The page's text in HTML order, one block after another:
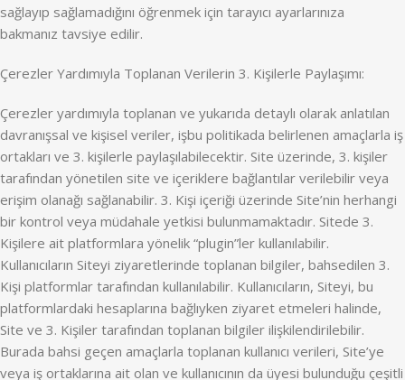
sağlayıp sağlamadığını öğrenmek için tarayıcı ayarlarınıza
bakmanız tavsiye edilir.
Çerezler Yardımıyla Toplanan Verilerin 3. Kişilerle Paylaşımı:
Çerezler yardımıyla toplanan ve yukarıda detaylı olarak anlatılan
davranışsal ve kişisel veriler, işbu politikada belirlenen amaçlarla iş
ortakları ve 3. kişilerle paylaşılabilecektir. Site üzerinde, 3. kişiler
tarafından yönetilen site ve içeriklere bağlantılar verilebilir veya
erişim olanağı sağlanabilir. 3. Kişi içeriği üzerinde Site’nin herhangi
bir kontrol veya müdahale yetkisi bulunmamaktadır. Sitede 3.
Kişilere ait platformlara yönelik “plugin”ler kullanılabilir.
Kullanıcıların Siteyi ziyaretlerinde toplanan bilgiler, bahsedilen 3.
Kişi platformlar tarafından kullanılabilir. Kullanıcıların, Siteyi, bu
platformlardaki hesaplarına bağlıyken ziyaret etmeleri halinde,
Site ve 3. Kişiler tarafından toplanan bilgiler ilişkilendirilebilir.
Burada bahsi geçen amaçlarla toplanan kullanıcı verileri, Site’ye
veya iş ortaklarına ait olan ve kullanıcının da üyesi bulunduğu çeşitli